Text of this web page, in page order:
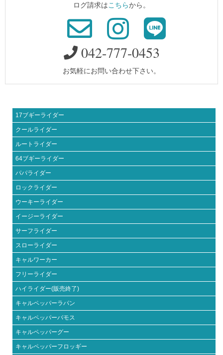
ログ請求はこちらから。
042-777-0453
お気軽にお問い合わせ下さい。
17ブギーライダー
クールライダー
ルートライダー
64ブギーライダー
パパライダー
ロックライダー
ウーキーライダー
イージーライダー
サーフライダー
スローライダー
キャルワーカー
フリーライダー
ハイライダー(販売終了)
キャルペッパーラパン
キャルペッパーバモス
キャルペッパーグー
キャルペッパーフロッギー